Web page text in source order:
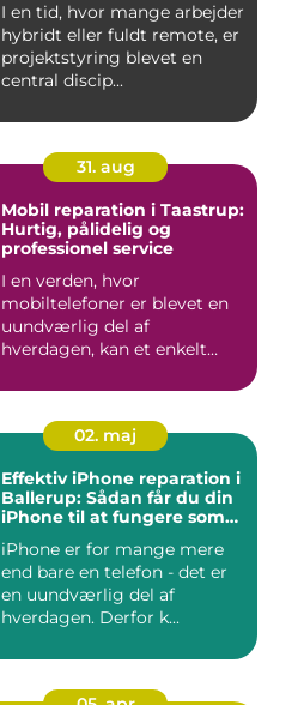
I en tid, hvor mange arbejder
hybridt eller fuldt remote, er
projektstyring blevet en
central discip...
31. aug
Mobil reparation i Taastrup:
Hurtig, pålidelig og
professionel service
I en verden, hvor
mobiltelefoner er blevet en
uundværlig del af
hverdagen, kan et enkelt
02. maj
Effektiv iPhone reparation i
Ballerup: Sådan får du din
iPhone til at fungere som
iPhone er for mange mere
end bare en telefon - det er
en uundværlig del af
hverdagen. Derfor k...